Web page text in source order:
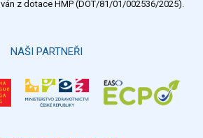
z dotace HMP (DOT/81/01/002536/2025).
NAŠI PARTNEŘI